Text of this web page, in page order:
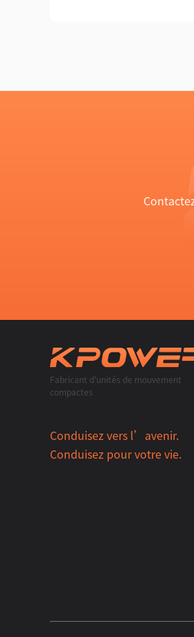
Fabricant d'unités de mouvement
compactes
Conduisez vers l’avenir.
Conduisez pour votre vie.